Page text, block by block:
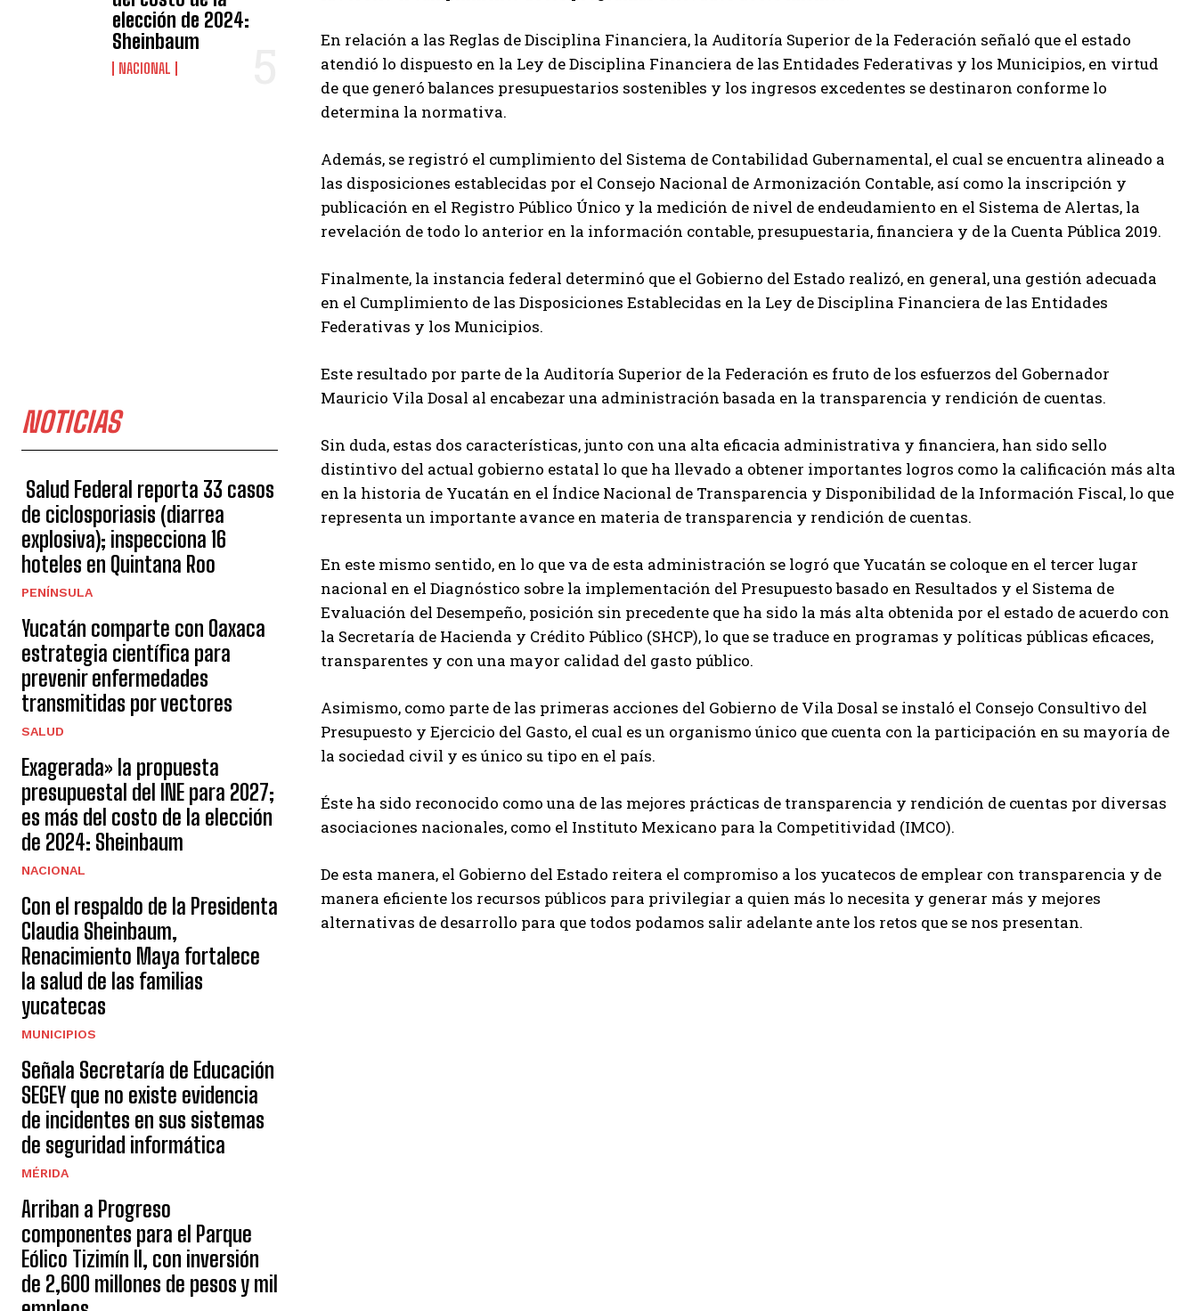
elección de 2024:
Sheinbaum
NACIONAL
NOTICIAS
Salud Federal reporta 33 casos
de ciclosporiasis (diarrea
explosiva); inspecciona 16
hoteles en Quintana Roo
PENÍNSULA
Yucatán comparte con Oaxaca
estrategia científica para
prevenir enfermedades
transmitidas por vectores
SALUD
Exagerada» la propuesta
presupuestal del INE para 2027;
es más del costo de la elección
de 2024: Sheinbaum
NACIONAL
Con el respaldo de la Presidenta
Claudia Sheinbaum,
Renacimiento Maya fortalece
la salud de las familias
yucatecas
MUNICIPIOS
Señala Secretaría de Educación
SEGEY que no existe evidencia
de incidentes en sus sistemas
de seguridad informática
MÉRIDA
Arriban a Progreso
componentes para el Parque
Eólico Tizimín II, con inversión
de 2,600 millones de pesos y mil
En relación a las Reglas de Disciplina Financiera, la Auditoría Superior de la Federación señaló que el estado
atendió lo dispuesto en la Ley de Disciplina Financiera de las Entidades Federativas y los Municipios, en virtud
de que generó balances presupuestarios sostenibles y los ingresos excedentes se destinaron conforme lo
determina la normativa.
Además, se registró el cumplimiento del Sistema de Contabilidad Gubernamental, el cual se encuentra alineado a
las disposiciones establecidas por el Consejo Nacional de Armonización Contable, así como la inscripción y
publicación en el Registro Público Único y la medición de nivel de endeudamiento en el Sistema de Alertas, la
revelación de todo lo anterior en la información contable, presupuestaria, financiera y de la Cuenta Pública 2019.
Finalmente, la instancia federal determinó que el Gobierno del Estado realizó, en general, una gestión adecuada
en el Cumplimiento de las Disposiciones Establecidas en la Ley de Disciplina Financiera de las Entidades
Federativas y los Municipios.
Este resultado por parte de la Auditoría Superior de la Federación es fruto de los esfuerzos del Gobernador
Mauricio Vila Dosal al encabezar una administración basada en la transparencia y rendición de cuentas.
Sin duda, estas dos características, junto con una alta eficacia administrativa y financiera, han sido sello
distintivo del actual gobierno estatal lo que ha llevado a obtener importantes logros como la calificación más alta
en la historia de Yucatán en el Índice Nacional de Transparencia y Disponibilidad de la Información Fiscal, lo que
representa un importante avance en materia de transparencia y rendición de cuentas.
En este mismo sentido, en lo que va de esta administración se logró que Yucatán se coloque en el tercer lugar
nacional en el Diagnóstico sobre la implementación del Presupuesto basado en Resultados y el Sistema de
Evaluación del Desempeño, posición sin precedente que ha sido la más alta obtenida por el estado de acuerdo con
la Secretaría de Hacienda y Crédito Público (SHCP), lo que se traduce en programas y políticas públicas eficaces,
transparentes y con una mayor calidad del gasto público.
Asimismo, como parte de las primeras acciones del Gobierno de Vila Dosal se instaló el Consejo Consultivo del
Presupuesto y Ejercicio del Gasto, el cual es un organismo único que cuenta con la participación en su mayoría de
la sociedad civil y es único su tipo en el país.
Éste ha sido reconocido como una de las mejores prácticas de transparencia y rendición de cuentas por diversas
asociaciones nacionales, como el Instituto Mexicano para la Competitividad (IMCO).
De esta manera, el Gobierno del Estado reitera el compromiso a los yucatecos de emplear con transparencia y de
manera eficiente los recursos públicos para privilegiar a quien más lo necesita y generar más y mejores
alternativas de desarrollo para que todos podamos salir adelante ante los retos que se nos presentan.